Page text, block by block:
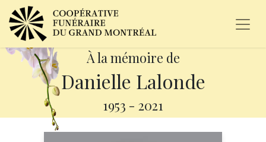
À la mémoire de
Danielle Lalonde
1953 - 2021